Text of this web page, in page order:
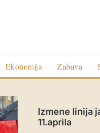
Ekonomija Zabava
Izmene linija
11.aprila